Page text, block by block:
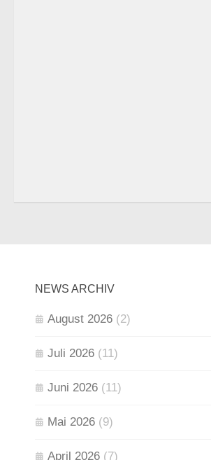
NEWS ARCHIV
August 2026 (2)
Juli 2026 (11)
Juni 2026 (11)
Mai 2026 (9)
April 2026 (7)